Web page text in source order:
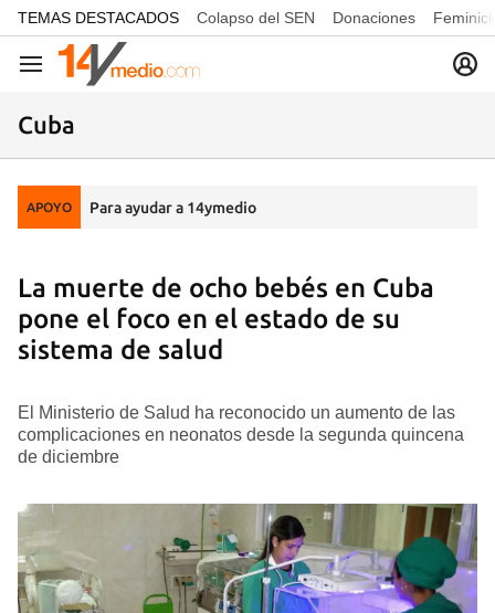
common.go-to-content
TEMAS DESTACADOS Colapso del SEN Donaciones
Navegación
Cuba
APOYO Para ayudar a 14ymedio
La muerte de ocho bebés en Cuba
pone el foco en el estado de su
sistema de salud
El Ministerio de Salud ha reconocido un aumento de las
complicaciones en neonatos desde la segunda quincena
de diciembre